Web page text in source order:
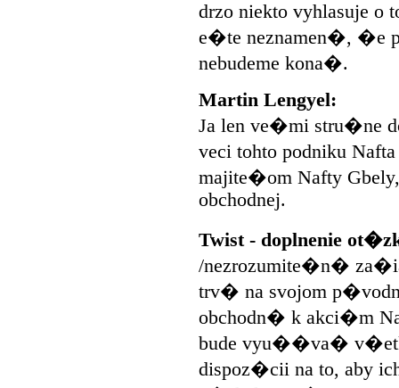
drzo niekto vyhlasuje
e�te neznamen�, �e
nebudeme kona�.
Martin Lengyel:
Ja len ve�mi stru�ne
veci tohto podniku
majite�om Nafty
obchodnej.
Twist - doplnenie
/nezrozumite�n�
trv� na svojom
obchodn� k akci�m
bude vyu��va�
dispoz�cii na to, aby